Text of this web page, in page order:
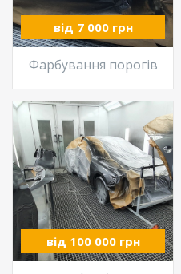
від 7 000 грн
Фарбування порогів
від 100 000 грн